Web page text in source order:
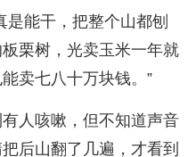
是能干，把整个山都刨
栗树，光卖玉米一年就
卖七八十万块钱。”
人咳嗽，但不知道声音
后山翻了几遍，才看到